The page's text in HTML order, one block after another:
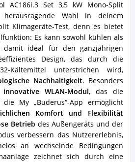
AC186i.3 Set 3,5 kW Mono-Split
Wahl in deinem
Klimageräte-Test, denn es bietet
Es kann sowohl kühlen als
ideal für den ganzjährigen
Design, das durch die
Kältemittel unterstrichen wird,
Nachhaltigkeit. Besonders
innovative WLAN-Modul, das die
My „Buderus“-App ermöglicht
Komfort und Flexibilität
Betrieb des Außengeräts und der
verbessern das Nutzererlebnis,
an wechselnde Bedingungen
zeichnet sich durch eine